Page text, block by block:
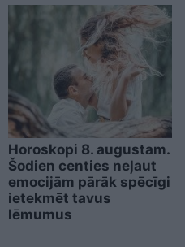
Horoskopi 8. augustam.
Šodien centies neļaut
emocijām pārāk spēcīgi
ietekmēt tavus
lēmumus